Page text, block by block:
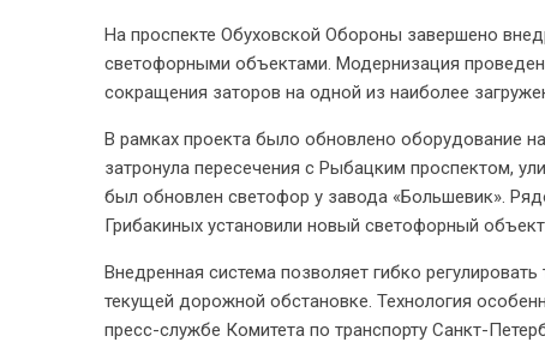
На проспекте Обуховской Обороны завершено
светофорными объектами. Модернизация
сокращения заторов на одной из наиболее
В рамках проекта было обновлено оборудование
затронула пересечения с Рыбацким проспектом,
был обновлен светофор у завода «Большевик».
Грибакиных установили новый светофорный
Внедренная система позволяет гибко
текущей дорожной обстановке. Технология
пресс-службе Комитета по транспорту Санкт-